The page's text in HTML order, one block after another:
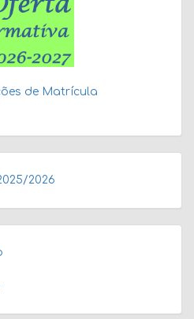
de Matrícula
2026